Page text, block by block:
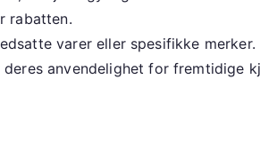
rabatten.
varer eller spesifikke merker.
anvendelighet for fremtidige